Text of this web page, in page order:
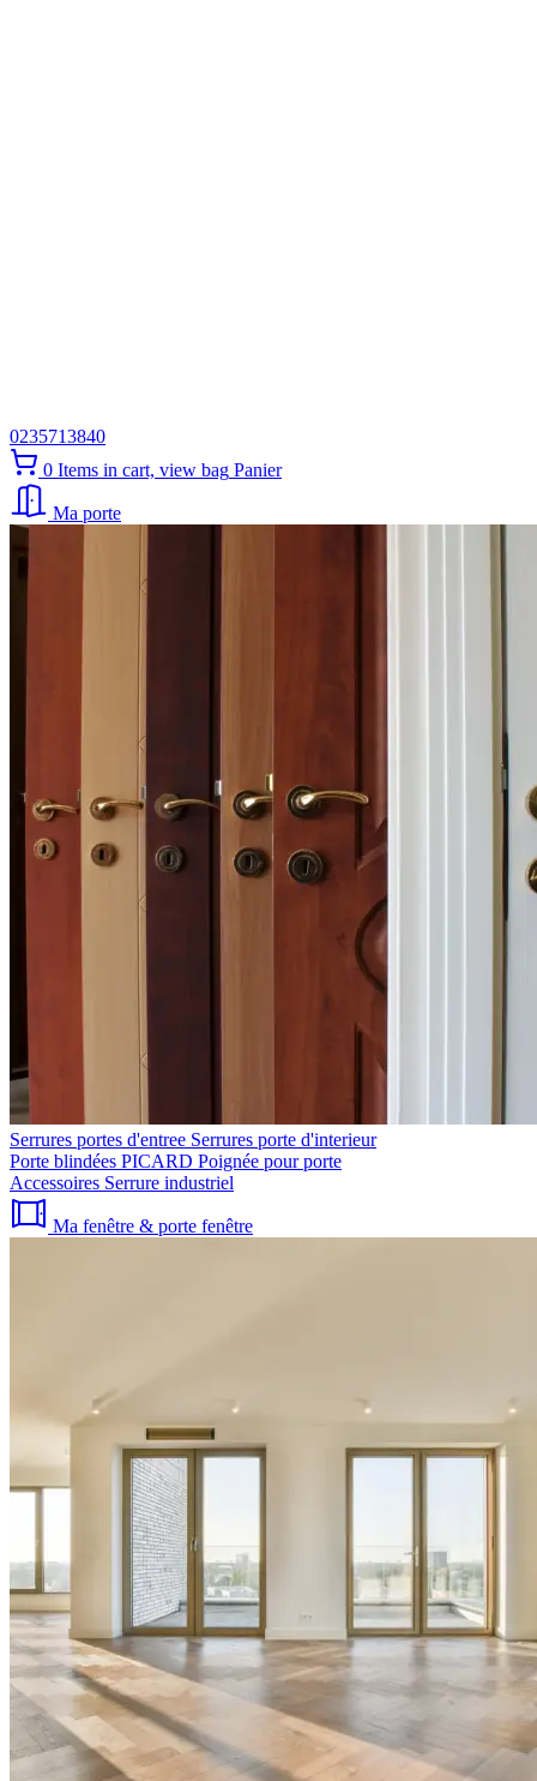
0235713840
0 Items in cart, view bag Panier
Ma porte
Serrures portes d'entree Serrures porte d'interieur
Porte blindées PICARD Poignée pour porte
Accessoires Serrure industriel
Ma fenêtre & porte fenêtre